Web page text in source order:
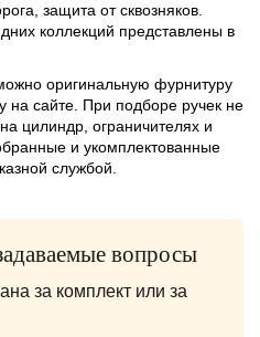
защита от сквозняков.
коллекций представлены в
оригинальную фурнитуру
на сайте. При подборе ручек не
цилиндр, ограничителях и
и укомплектованные
службой.
вопросы
за комплект или за